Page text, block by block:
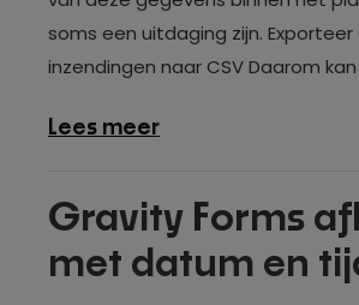
soms een uitdaging zijn. Exporteer
inzendingen naar CSV Daarom kan
Lees meerover
export
naar
Gravity Forms
met datum en